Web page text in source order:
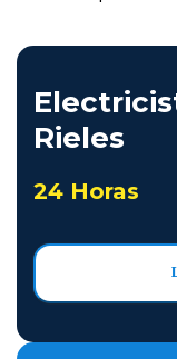
Rieles
24 Horas